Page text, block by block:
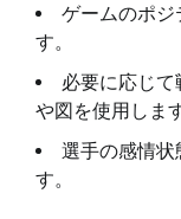
ゲームのポジ
す。
必要に応じ
や図を使用します
選手の感情状
す。